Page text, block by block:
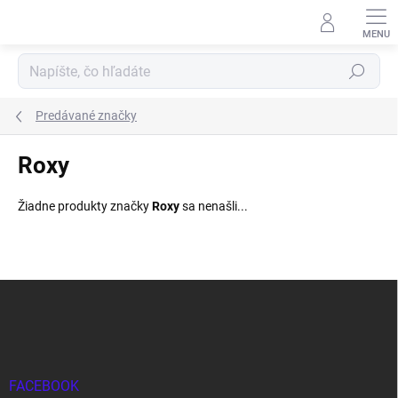
Hľadať
Predávané značky
Roxy
Žiadne produkty značkyRoxysa nenašli...
FACEBOOK